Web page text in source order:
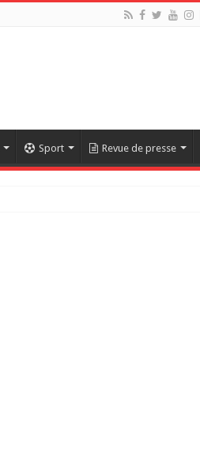
Sport Revue de presse